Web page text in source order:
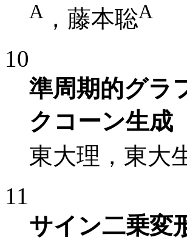
A ，藤本聡A
10
準周期的グラ
クコーン生成
東大理，東大
11
サイン二乗変